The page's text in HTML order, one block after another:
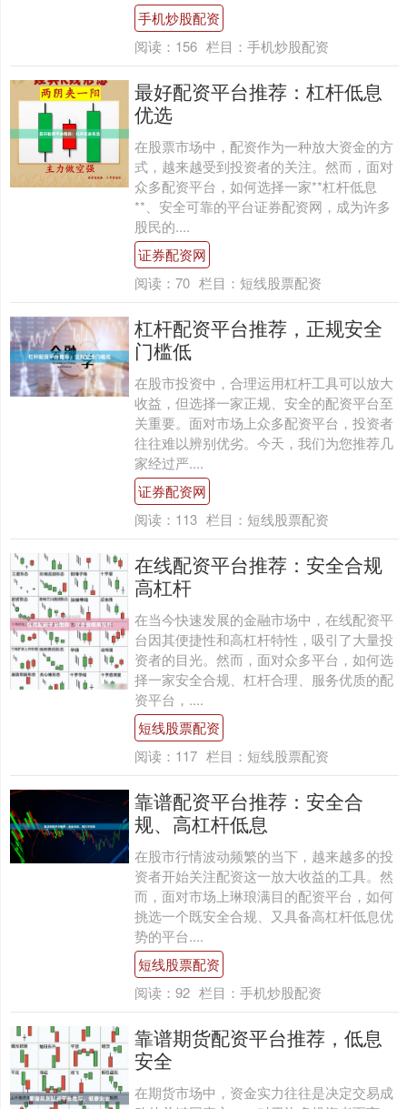
手机炒股配资
阅读： 156 栏目： 手机炒股配资
最好配资平台推荐：杠杆低息
优选
在股票市场中，配资作为一种放大资金的方
式，越来越受到投资者的关注。然而，面对
众多配资平台，如何选择一家**杠杆低息
**、安全可靠的平台证券配资网，成为许多
股民的....
证券配资网
阅读： 70 栏目： 短线股票配资
杠杆配资平台推荐，正规安全
门槛低
在股市投资中，合理运用杠杆工具可以放大
收益，但选择一家正规、安全的配资平台至
关重要。面对市场上众多配资平台，投资者
往往难以辨别优劣。今天，我们为您推荐几
家经过严....
证券配资网
阅读： 113 栏目： 短线股票配资
在线配资平台推荐：安全合规
高杠杆
在当今快速发展的金融市场中，在线配资平
台因其便捷性和高杠杆特性，吸引了大量投
资者的目光。然而，面对众多平台，如何选
择一家安全合规、杠杆合理、服务优质的配
资平台，....
短线股票配资
阅读： 117 栏目： 短线股票配资
靠谱配资平台推荐：安全合
规、高杠杆低息
在股市行情波动频繁的当下，越来越多的投
资者开始关注配资这一放大收益的工具。然
而，面对市场上琳琅满目的配资平台，如何
挑选一个既安全合规、又具备高杠杆低息优
势的平台....
短线股票配资
阅读： 92 栏目： 手机炒股配资
靠谱期货配资平台推荐，低息
安全
在期货市场中，资金实力往往是决定交易成